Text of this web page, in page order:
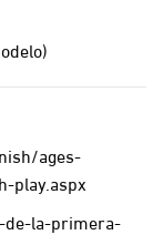
ages-
play.aspx
la-primera-